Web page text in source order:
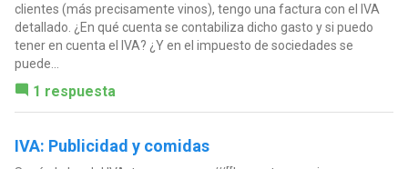
clientes (más precisamente vinos), tengo una factura con el IVA
detallado. ¿En qué cuenta se contabiliza dicho gasto y si puedo
tener en cuenta el IVA? ¿Y en el impuesto de sociedades se
puede...
1 respuesta
IVA: Publicidad y comidas